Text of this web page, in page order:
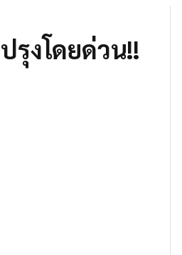
รุงโดยด่วน!!